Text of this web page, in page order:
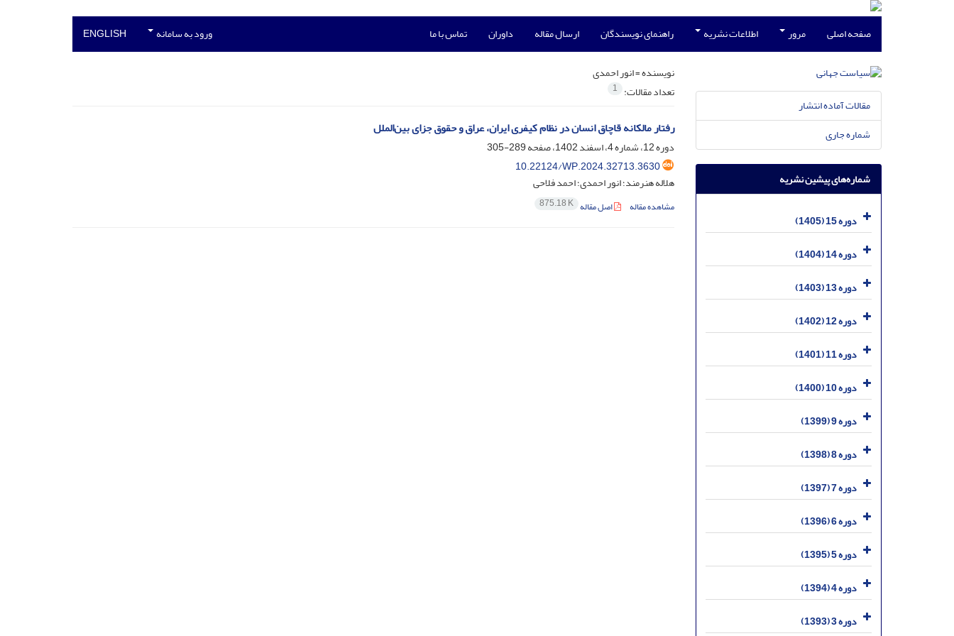
صفحه اصلی مرور اطلاعات نشریه راهنمای نویسندگان ارسال مقاله داوران تماس با ما ورود به سامانه ENGLISH
نویسنده =انور احمدی
تعداد مقالات: 1
رفتار مالکانه قاچاق انسان در نظام کیفری ایران، عراق و حقوق جزای بین‌الملل
دوره 12، شماره 4، اسفند 1402، صفحه
289-305
10.22124/WP.2024.32713.3630
هلاله هنرمند؛ انور احمدی؛ احمد فلاحی
مشاهده مقاله اصل مقاله 875.18 K
مقالات آماده انتشار
شماره جاری
شماره‌های پیشین نشریه
دوره 15 (1405)
دوره 14 (1404)
دوره 13 (1403)
دوره 12 (1402)
دوره 11 (1401)
دوره 10 (1400)
دوره 9 (1399)
دوره 8 (1398)
دوره 7 (1397)
دوره 6 (1396)
دوره 5 (1395)
دوره 4 (1394)
دوره 3 (1393)